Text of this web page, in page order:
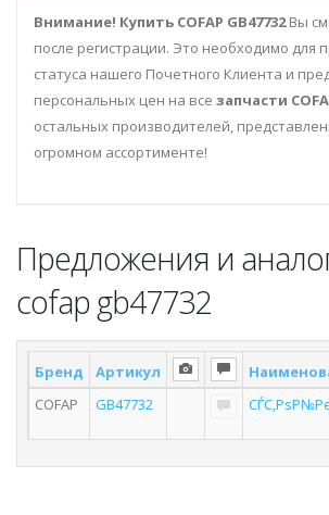
Внимание! Купить COFAP GB47732Вы
после регистрации. Это необходимо для
статуса нашего Почетного Клиента и
персональных цен на все запчасти
остальных производителей,
огромном ассортименте!
Предложения и
cofap gb47732
Бренд Артикул
COFAP
GB47732